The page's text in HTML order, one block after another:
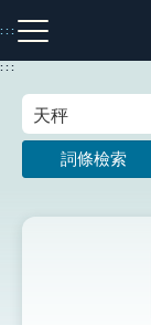
到
主
:::
注音索引圖示
:::
詞條檢索